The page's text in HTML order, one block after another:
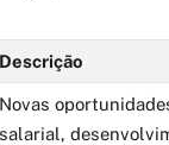
Descrição
Novas
salarial,